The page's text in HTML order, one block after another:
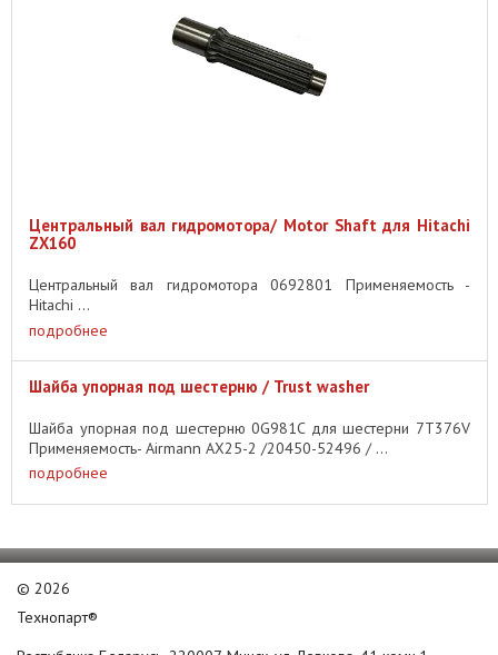
Центральный вал гидромотора/ Motor Shaft для Hitachi
ZX160
Центральный вал гидромотора 0692801 Применяемость -
Hitachi ...
подробнее
Шайба упорная под шестерню / Trust washer
Шайба упорная под шестерню 0G981C для шестерни 7T376V
Применяемость- Airmann AX25-2 /20450-52496 / ...
подробнее
© 2026
Технопарт®